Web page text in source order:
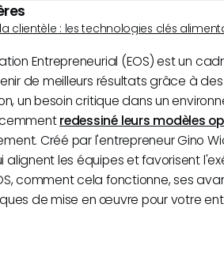
clientèle : les technologies clés
Entrepreneurial (EOS) est un
de meilleurs résultats grâce à
un besoin critique dans un
redessiné leurs modèles
Créé par l'entrepreneur Gino
les équipes et favorisent
comment cela fonctionne, ses
de mise en œuvre pour votre